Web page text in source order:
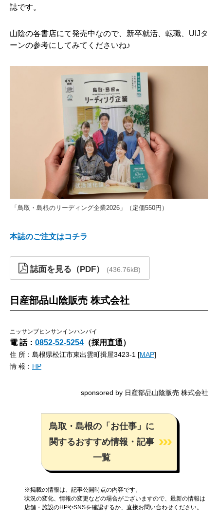
誌です。
山陰の各書店にて発売中なので、新卒就活、転職、UIJタ
ーンの参考にしてみてくださいね♪
「鳥取・島根のリーディング企業2026」（定価550円）
本誌のご注文はコチラ
誌面を見る（PDF） 436.76kB
日産部品山陰販売 株式会社
ニッサンブヒンサンインハンバイ
電 話： 0852-52-5254 （採用直通）
住 所：島根県松江市東出雲町揖屋3423-1 [MAP]
情 報： HP
sponsored by 日産部品山陰販売 株式会社
鳥取・島根の「お仕事」に
関するおすすめ情報・記事
一覧
※掲載の情報は、記事公開時点の内容です。
状況の変化、情報の変更などの場合がございますので、最新の情報は
店舗・施設のHPやSNSを確認するか、直接お問い合わせください。